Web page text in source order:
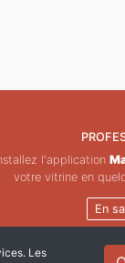
l'application
votre vitrine en
En
Les